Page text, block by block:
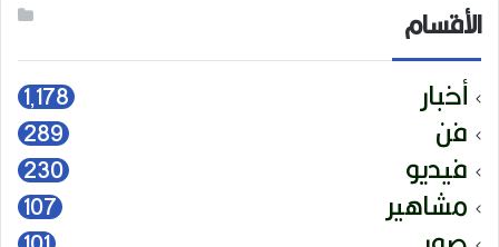
الأقسام
أخبار 1٬178
فن 289
فيديو 230
مشاهير 107